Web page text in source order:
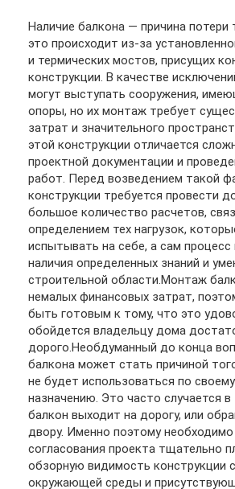
Наличие балкона — причина потери
это происходит из-за
и термических мостов, присущих
конструкции. В качестве
могут выступать сооружения,
опоры, но их монтаж требует
затрат и значительного
этой конструкции отличается
проектной документации и
работ. Перед возведением такой
конструкции требуется провести
большое количество расчетов,
определением тех нагрузок,
испытывать на себе, а сам
наличия определенных знаний и
строительной области.Монтаж
немалых финансовых затрат,
быть готовым к тому, что это
обойдется владельцу дома
дорого.Необдуманный до конца
балкона может стать причиной
не будет использоваться по
назначению. Это часто случается в
балкон выходит на дорогу, или
двору. Именно поэтому
согласования проекта тщательно
обзорную видимость конструкции
окружающей среды и